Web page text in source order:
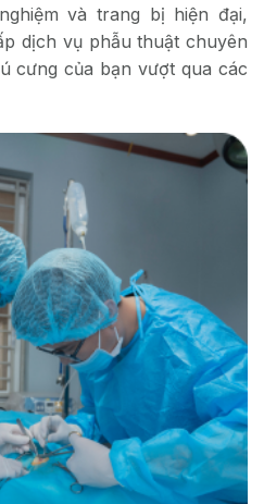
và trang bị hiện đại,
dịch vụ phẫu thuật chuyên
cưng của bạn vượt qua các